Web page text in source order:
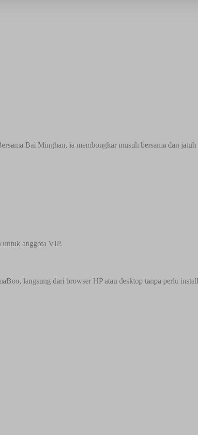
Bai Minghan, ia membongkar musuh bersama dan jatuh
untuk anggota VIP.
langsung dari browser HP atau desktop tanpa perlu